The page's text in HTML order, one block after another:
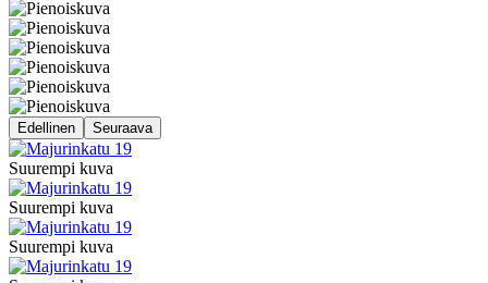
Edellinen Seuraava
Suurempi kuva
Suurempi kuva
Suurempi kuva